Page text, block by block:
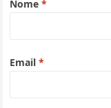
Nome*
Email*